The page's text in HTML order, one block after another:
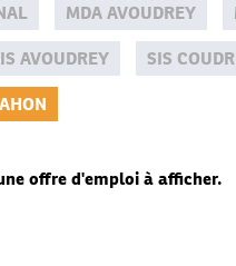
MDA AVOUDREY
AVOUDREY
SIS
offre d'emploi à afficher.